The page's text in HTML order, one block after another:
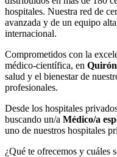
hospitales. Nuestra red de
avanzada y de un equipo
internacional.
Comprometidos con la
médico-científica, en
salud y el bienestar de
profesionales.
Desde los hospitales
buscando un/a Médico/a
uno de nuestros hospitales
¿Qué te ofrecemos y cuáles